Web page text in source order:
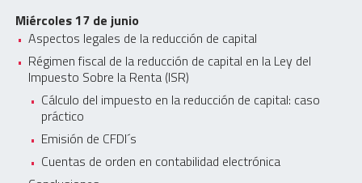
Miércoles 17 de junio
Aspectos legales de la reducción de capital
Régimen fiscal de la reducción de capital en la Ley del
Impuesto Sobre la Renta (ISR)
Cálculo del impuesto en la reducción de capital: caso
práctico
Emisión de CFDI´s
Cuentas de orden en contabilidad electrónica